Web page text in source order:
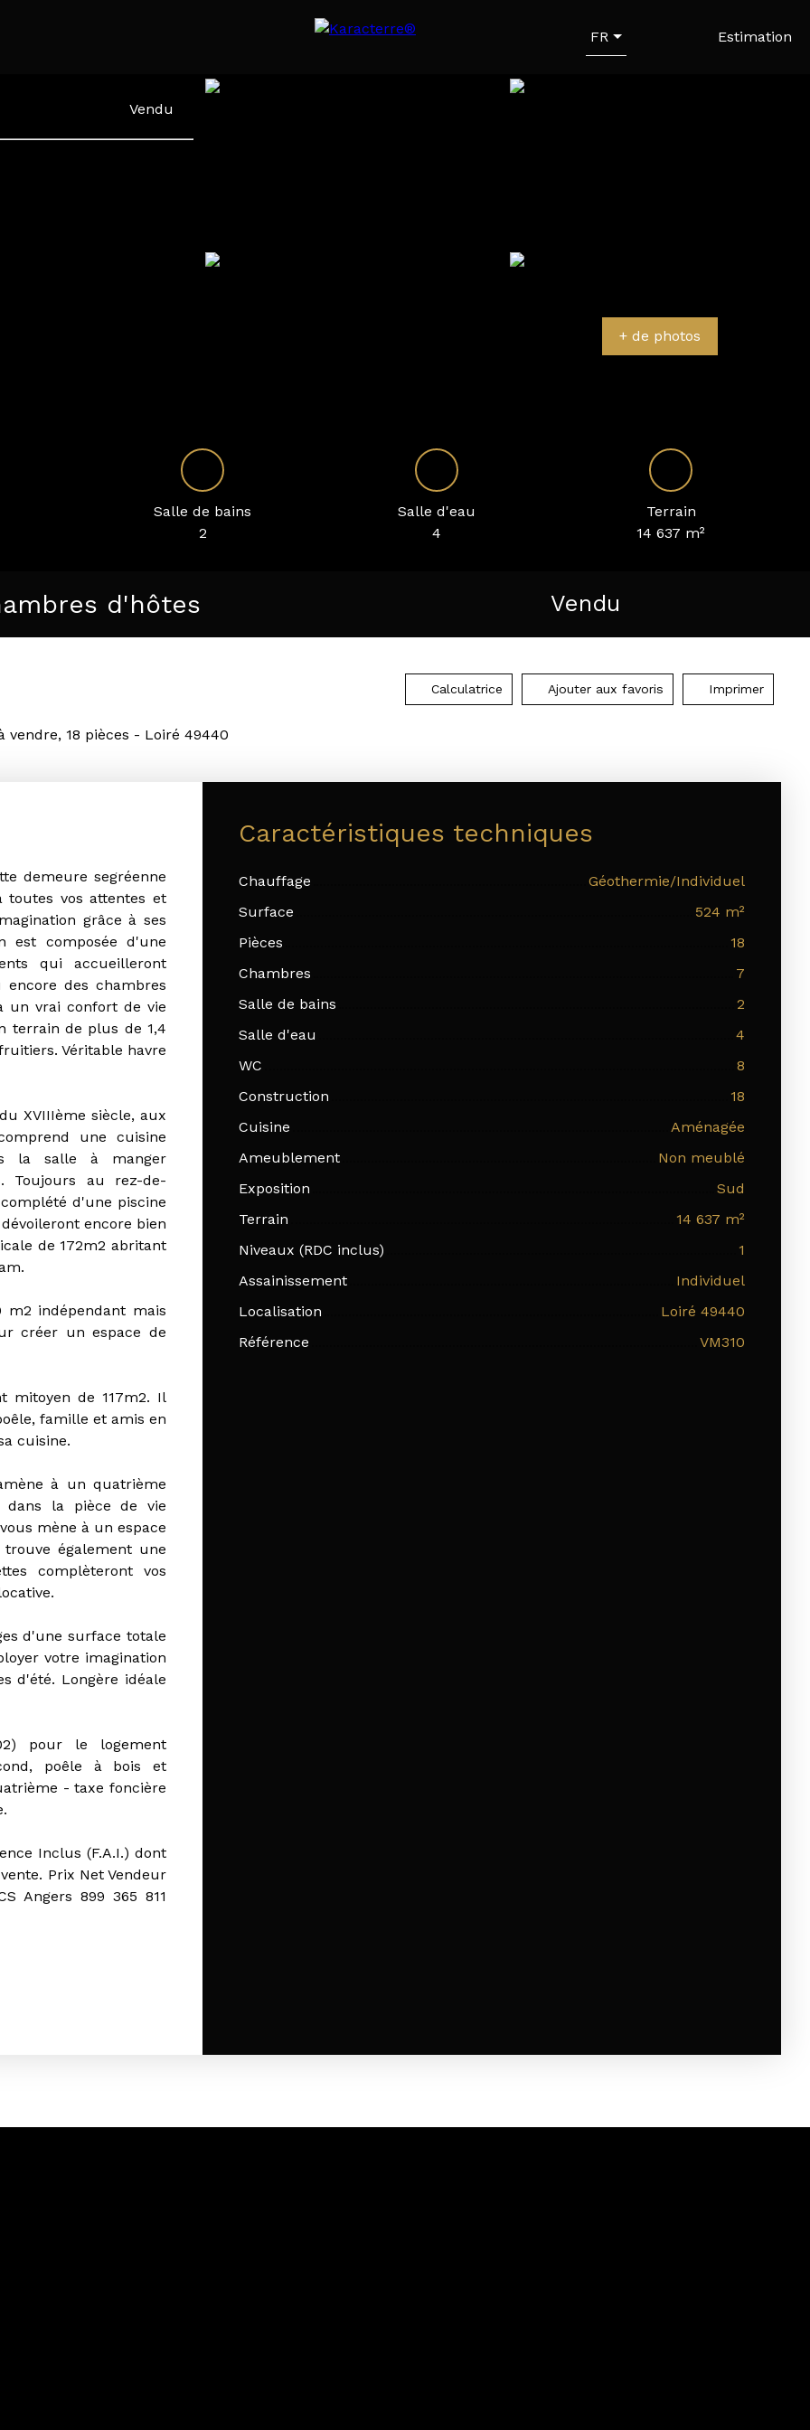
FR Estimation
Vendu
+ de photos
Salle de bains
2
Salle d'eau
4
Terrain
14 637 m²
d'hôtes Vendu
Calculatrice Ajouter aux favoris Imprimer
vendre, 18 pièces - Loiré 49440
demeure segréenne
toutes vos attentes et
grâce à ses
est composée d'une
qui accueilleront
des chambres
un vrai confort de vie
terrain de plus de 1,4
Véritable havre
XVIIIème siècle, aux
une cuisine
la salle à manger
Toujours au rez-de-
d'une piscine
encore bien
de 172m2 abritant
indépendant mais
créer un espace de
mitoyen de 117m2. Il
famille et amis en
cuisine.
à un quatrième
dans la pièce de vie
mène à un espace
également une
complèteront vos
d'une surface totale
votre imagination
d'été. Longère idéale
pour le logement
poêle à bois et
- taxe foncière
Inclus (F.A.I.) dont
Prix Net Vendeur
Angers 899 365 811
Caractéristiques techniques
Chauffage
Géothermie/Individuel
Surface
524 m²
Pièces
18
Chambres
7
Salle de bains
2
Salle d'eau
4
WC
8
Construction
18
Cuisine
Aménagée
Ameublement
Non meublé
Exposition
Sud
Terrain
14 637 m²
Niveaux (RDC inclus)
1
Assainissement
Individuel
Localisation
Loiré 49440
Référence
VM310